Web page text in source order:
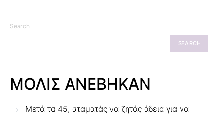
Search
SEARCH
ΜΟΛΙΣ ΑΝΕΒΗΚΑΝ
Μετά τα 45, σταματάς να ζητάς άδεια για να